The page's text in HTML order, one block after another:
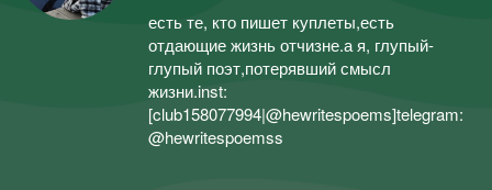
есть те, кто пишет куплеты,есть
отдающие жизнь отчизне.а я, глупый-
глупый поэт,потерявший смысл
жизни.inst:
[club158077994|@hewritespoems]telegram:
@hewritespoemss